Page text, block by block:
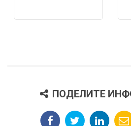
ПОДЕЛИТЕ